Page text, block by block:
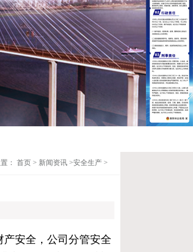
： 首页 > 新闻资讯 >安全生产 >
产安全，公司分管安全